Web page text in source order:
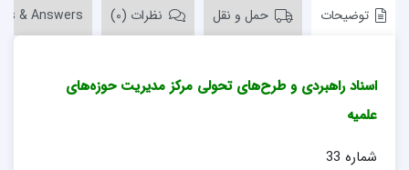
توضیحات حمل و نقل نظرات (0) & Answers
اسناد راهبردی و طرح‌های تحولی مرکز مدیریت حوزه‌های
علمیه
شماره 33